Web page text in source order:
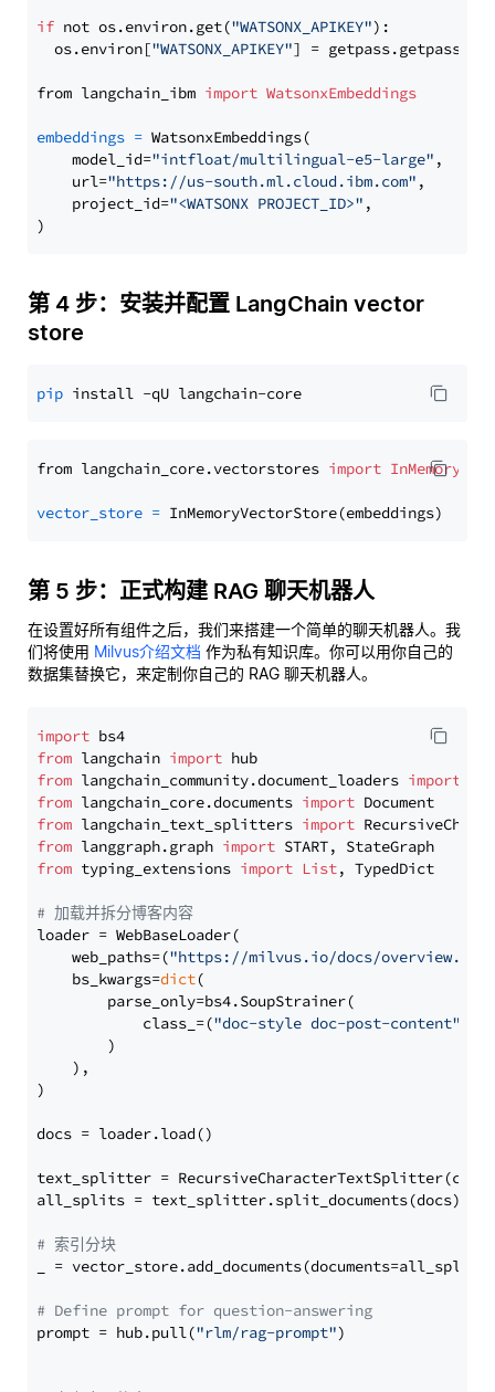
if not os.environ.get("WATSONX_APIKEY"):
  os.environ[
"WATSONX_APIKEY"] = getpass.getpass(
from langchain_ibm import WatsonxEmbeddings
embeddings = WatsonxEmbeddings(
    model_id=
"intfloat/multilingual-e5-large" ,
    url=
"https://us-south.ml.cloud.ibm.com" ,
    project_id=
"<WATSONX PROJECT_ID>" ,
第 4 步：安装并配置 LangChain vector
store
pip
from langchain_core.vectorstores import
vector_store =
第 5 步：正式构建 RAG 聊天机器人
在设置好所有组件之后，我们来搭建一个简单的聊天机器人。我
们将使用 Milvus介绍文档 作为私有知识库。你可以用你自己的
数据集替换它，来定制你自己的 RAG 聊天机器人。
import
from langchain import
from langchain_community.document_loaders import
from langchain_core.documents import
from langchain_text_splitters import
from langgraph.graph import
from typing_extensions import List, TypedDict
# 加载并拆分博客内容
loader = WebBaseLoader(
    web_paths=(
"https://milvus.io/docs/overview.md"
    bs_kwargs=
dict(
        parse_only=bs4.SoupStrainer(
            class_=(
"doc-style doc-post-content"
        )
    ),
)
docs = loader.load()
text_splitter =
all_splits = text_splitter.split_documents(docs)
# 索引分块
_ = vector_store.add_documents(documents=all_splits)
# Define prompt for question-answering
prompt = hub.pull("rlm/rag-prompt")